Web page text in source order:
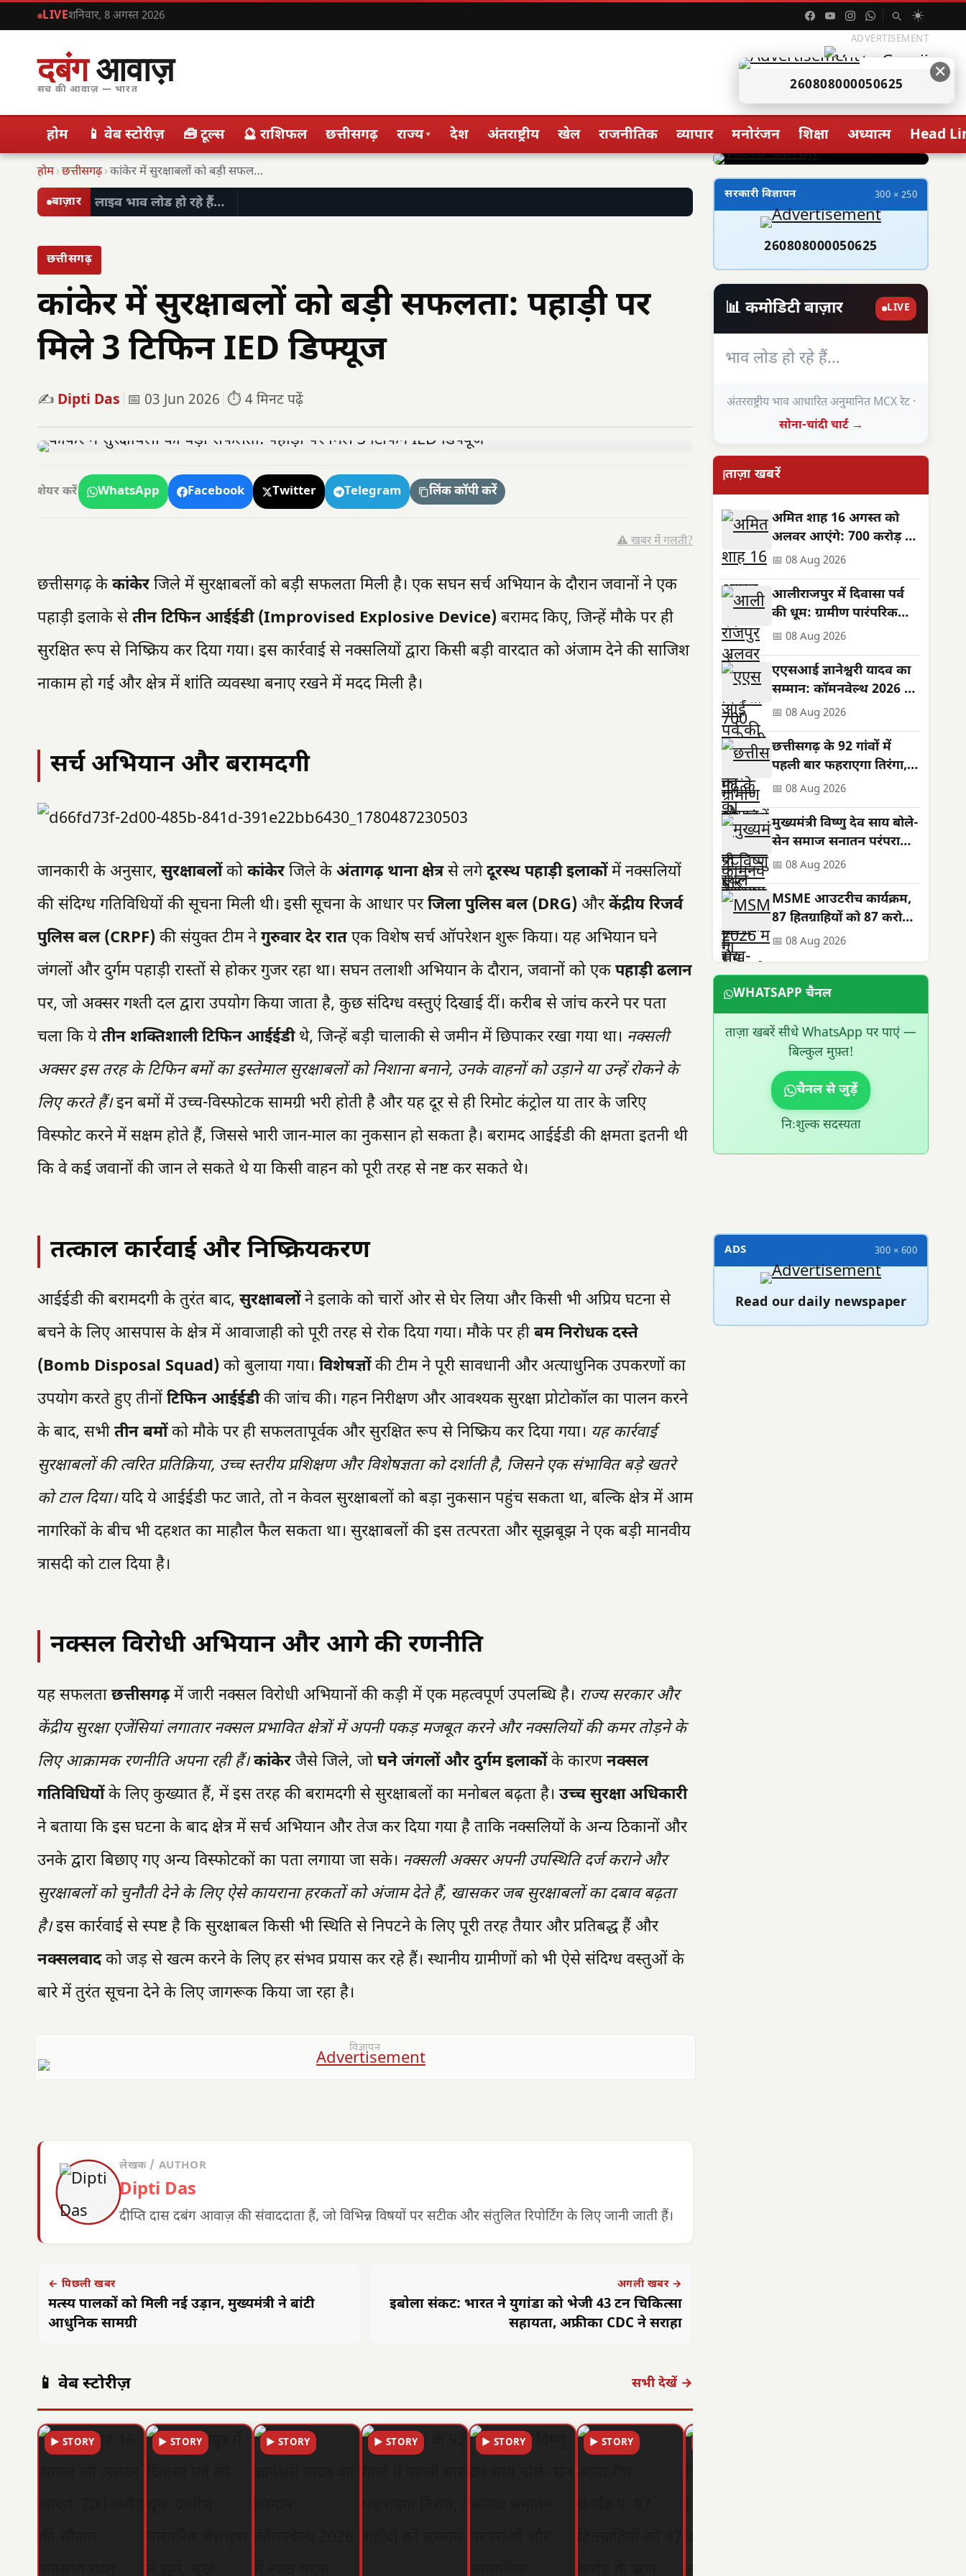
LIVEशनिवार, 8 अगस्त 2026 ☀️
दबंगआवाज़
सच की आवाज़ — भारत
ADVERTISEMENT
होम 📱 वेब स्टोरीज़ 🧰 टूल्स 🔮 राशिफल छत्तीसगढ़ राज्य▾ देश अंतराष्ट्रीय खेल राजनीतिक व्यापार मनोरंजन शिक्षा अध्यात्म Head
होम›छत्तीसगढ़› कांकेर में सुरक्षाबलों को बड़ी सफलता: पहाड़ी पर…
बाज़ार लाइव भाव लोड हो रहे हैं…
छत्तीसगढ़
कांकेर में सुरक्षाबलों को बड़ी सफलता: पहाड़ी पर
मिले 3 टिफिन IED डिफ्यूज
✍️ Dipti Das 📅 03 Jun 2026 ⏱️ 4 मिनट पढ़ें
शेयर करें WhatsApp Facebook Twitter Telegram लिंक कॉपी करें
⚠️ खबर में गलती?
छत्तीसगढ़ के कांकेर जिले में सुरक्षाबलों को बड़ी सफलता मिली है। एक सघन सर्च अभियान के दौरान जवानों ने एक
पहाड़ी इलाके सेतीन टिफिन आईईडी (Improvised Explosive Device) बरामद किए, जिन्हें मौके पर ही
सुरक्षित रूप से निष्क्रिय कर दिया गया। इस कार्रवाई से नक्सलियों द्वारा किसी बड़ी वारदात को अंजाम देने की साजिश
नाकाम हो गई और क्षेत्र में शांति व्यवस्था बनाए रखने में मदद मिली है।
सर्च अभियान और बरामदगी
जानकारी के अनुसार, सुरक्षाबलोंको कांकेर जिले के अंतागढ़ थाना क्षेत्रसे लगेदूरस्थ पहाड़ी इलाकोंमें नक्सलियों
की संदिग्ध गतिविधियों की सूचना मिली थी। इसी सूचना के आधार परजिला पुलिस बल (DRG) औरकेंद्रीय रिजर्व
पुलिस बल (CRPF) की संयुक्त टीम नेगुरुवार देर रात एक विशेष सर्च ऑपरेशन शुरू किया। यह अभियान घने
जंगलों और दुर्गम पहाड़ी रास्तों से होकर गुजर रहा था। सघन तलाशी अभियान के दौरान, जवानों को एक पहाड़ी ढलान
पर, जो अक्सर गश्ती दल द्वारा उपयोग किया जाता है, कुछ संदिग्ध वस्तुएं दिखाई दीं। करीब से जांच करने पर पता
चला कि ये तीन शक्तिशाली टिफिन आईईडीथे, जिन्हें बड़ी चालाकी से जमीन में छिपाकर रखा गया था। नक्सली
अक्सर इस तरह के टिफिन बमों का इस्तेमाल सुरक्षाबलों को निशाना बनाने, उनके वाहनों को उड़ाने या उन्हें रोकने के
लिए करते हैं।इन बमों में उच्च-विस्फोटक सामग्री भरी होती है और यह दूर से ही रिमोट कंट्रोल या तार के जरिए
विस्फोट करने में सक्षम होते हैं, जिससे भारी जान-माल का नुकसान हो सकता है। बरामद आईईडी की क्षमता इतनी थी
कि वे कई जवानों की जान ले सकते थे या किसी वाहन को पूरी तरह से नष्ट कर सकते थे।
तत्काल कार्रवाई और निष्क्रियकरण
आईईडी की बरामदगी के तुरंत बाद, सुरक्षाबलोंने इलाके को चारों ओर से घेर लिया और किसी भी अप्रिय घटना से
बचने के लिए आसपास के क्षेत्र में आवाजाही को पूरी तरह से रोक दिया गया। मौके पर ही बम निरोधक दस्ते
(Bomb Disposal Squad) को बुलाया गया। विशेषज्ञोंकी टीम ने पूरी सावधानी और अत्याधुनिक उपकरणों का
उपयोग करते हुए तीनों टिफिन आईईडीकी जांच की। गहन निरीक्षण और आवश्यक सुरक्षा प्रोटोकॉल का पालन करने
के बाद, सभी तीन बमोंको मौके पर ही सफलतापूर्वक और सुरक्षित रूप से निष्क्रिय कर दिया गया। यह कार्रवाई
सुरक्षाबलों की त्वरित प्रतिक्रिया, उच्च स्तरीय प्रशिक्षण और विशेषज्ञता को दर्शाती है, जिसने एक संभावित बड़े खतरे
को टाल दिया।यदि ये आईईडी फट जाते, तो न केवल सुरक्षाबलों को बड़ा नुकसान पहुंच सकता था, बल्कि क्षेत्र में आम
नागरिकों के बीच भी दहशत का माहौल फैल सकता था। सुरक्षाबलों की इस तत्परता और सूझबूझ ने एक बड़ी मानवीय
त्रासदी को टाल दिया है।
नक्सल विरोधी अभियान और आगे की रणनीति
यह सफलता छत्तीसगढ़में जारी नक्सल विरोधी अभियानों की कड़ी में एक महत्वपूर्ण उपलब्धि है। राज्य सरकार और
केंद्रीय सुरक्षा एजेंसियां लगातार नक्सल प्रभावित क्षेत्रों में अपनी पकड़ मजबूत करने और नक्सलियों की कमर तोड़ने के
लिए आक्रामक रणनीति अपना रही हैं। कांकेर जैसे जिले, जो घने जंगलों और दुर्गम इलाकोंके कारणनक्सल
गतिविधियोंके लिए कुख्यात हैं, में इस तरह की बरामदगी से सुरक्षाबलों का मनोबल बढ़ता है। उच्च सुरक्षा अधिकारी
ने बताया कि इस घटना के बाद क्षेत्र में सर्च अभियान और तेज कर दिया गया है ताकि नक्सलियों के अन्य ठिकानों और
उनके द्वारा बिछाए गए अन्य विस्फोटकों का पता लगाया जा सके। नक्सली अक्सर अपनी उपस्थिति दर्ज कराने और
सुरक्षाबलों को चुनौती देने के लिए ऐसे कायराना हरकतों को अंजाम देते हैं, खासकर जब सुरक्षाबलों का दबाव बढ़ता
है।इस कार्रवाई से स्पष्ट है कि सुरक्षाबल किसी भी स्थिति से निपटने के लिए पूरी तरह तैयार और प्रतिबद्ध हैं और
नक्सलवादको जड़ से खत्म करने के लिए हर संभव प्रयास कर रहे हैं। स्थानीय ग्रामीणों को भी ऐसे संदिग्ध वस्तुओं के
बारे में तुरंत सूचना देने के लिए जागरूक किया जा रहा है।
विज्ञापन
लेखक / AUTHOR
Dipti Das
दीप्ति दास दबंग आवाज़ की संवाददाता हैं, जो विभिन्न विषयों पर सटीक और संतुलित रिपोर्टिंग के लिए जानी जाती हैं।
← पिछली खबर
मत्स्य पालकों को मिली नई उड़ान, मुख्यमंत्री ने बांटी
आधुनिक सामग्री
अगली खबर →
इबोला संकट: भारत ने युगांडा को भेजी 43 टन चिकित्सा
सहायता, अफ्रीका CDC ने सराहा
📱 वेब स्टोरीज़ सभी देखें →
▶ STORY ▶ STORY ▶ STORY ▶ STORY ▶ STORY ▶ STORY
सरकारी विज्ञापन 300 × 250
260808000050625
📊 कमोडिटी बाज़ार LIVE
भाव लोड हो रहे हैं…
अंतरराष्ट्रीय भाव आधारित अनुमानित MCX रेट ·
सोना-चांदी चार्ट →
ताज़ा खबरें
अमित शाह 16 अगस्त को
अलवर आएंगे: 700 करोड़ की
सौगात, जनसभा स्थल बदला
📅 08 Aug 2026
आलीराजपुर में दिवासा पर्व
की धूम: ग्रामीण पारंपरिक
वेशभूषा में झूमे, सुख-समृद्धि
की कामना
📅 08 Aug 2026
एएसआई ज्ञानेश्वरी यादव का
सम्मान: कॉमनवेल्थ 2026 में
रजत पदक जीता
📅 08 Aug 2026
छत्तीसगढ़ के 92 गांवों में
पहली बार फहराएगा तिरंगा,
शहीदों को सम्मान
📅 08 Aug 2026
मुख्यमंत्री विष्णु देव साय बोले-
सेन समाज सनातन परंपराओं
और सामाजिक समरसता का
मजबूत आधार
📅 08 Aug 2026
MSME आउटरीच कार्यक्रम,
87 हितग्राहियों को 87 करोड़
के ऋण स्वीकृत; तरणजीत
📅 08 Aug 2026
WHATSAPP चैनल
ताज़ा खबरें सीधे WhatsApp पर पाएं —
बिल्कुल मुफ़्त!
चैनल से जुड़ें
निःशुल्क सदस्यता
ADS 300 × 600
Read our daily newspaper
✕
260808000050625